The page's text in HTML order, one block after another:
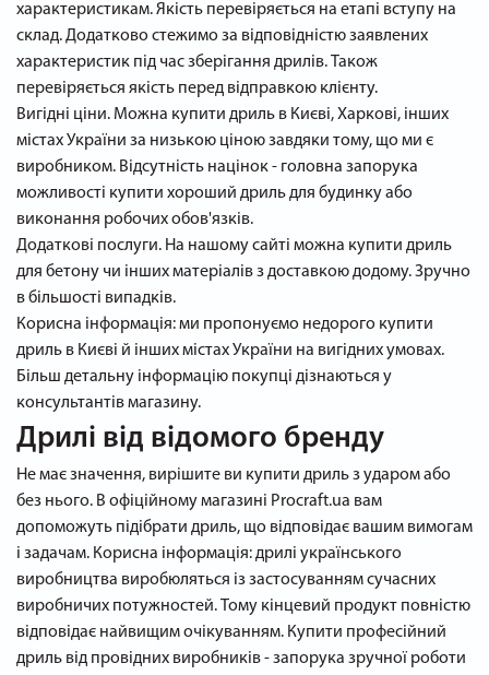
характеристикам. Якість перевіряється на етапі вступу на
склад. Додатково стежимо за відповідністю заявлених
характеристик під час зберігання дрилів. Також
перевіряється якість перед відправкою клієнту.
Вигідні ціни. Можна купити дриль в Києві, Харкові, інших
містах України за низькою ціною завдяки тому, що ми є
виробником. Відсутність націнок - головна запорука
можливості купити хороший дриль для будинку або
виконання робочих обов'язків.
Додаткові послуги. На нашому сайті можна купити дриль
для бетону чи інших матеріалів з доставкою додому. Зручно
в більшості випадків.
Корисна інформація: ми пропонуємо недорого купити
дриль в Києві й інших містах України на вигідних умовах.
Більш детальну інформацію покупці дізнаються у
консультантів магазину.
Дрилі від відомого бренду
Не має значення, вирішите ви купити дриль з ударом або
без нього. В офіційному магазині Procraft.ua вам
допоможуть підібрати дриль, що відповідає вашим вимогам
і задачам. Корисна інформація: дрилі українського
виробництва виробюляться із застосуванням сучасних
виробничих потужностей. Тому кінцевий продукт повністю
відповідає найвищим очікуванням. Купити професійний
дриль від провідних виробників - запорука зручної роботи